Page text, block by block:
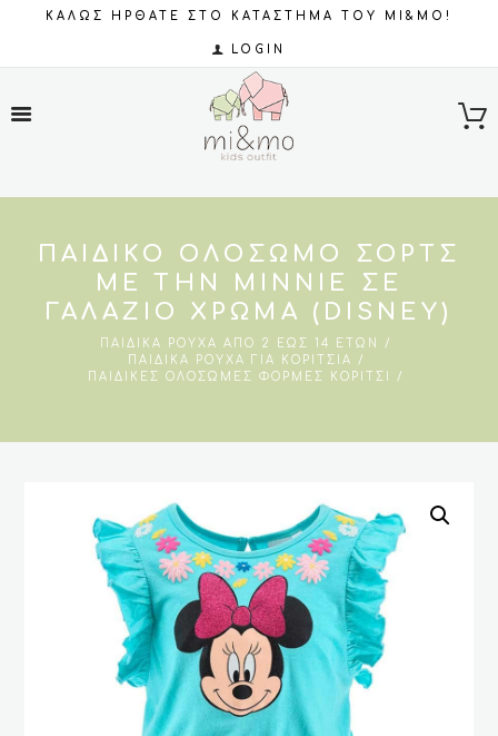
ΚΑΛΩΣ ΗΡΘΑΤΕ ΣΤΟ ΚΑΤΑΣΤΗΜΑ ΤΟΥ MI&MO!
LOGIN
ΠΑΙΔΙΚΌ ΟΛΌΣΩΜΟ ΣΟΡΤΣ
ΜΕ ΤΗΝ MINNIE ΣΕ
ΓΑΛΆΖΙΟ ΧΡΏΜΑ (DISNEY)
ΠΑΙΔΙΚΆ ΡΟΎΧΑ ΑΠΌ 2 ΈΩΣ 14 ΕΤΏΝ
ΠΑΙΔΙΚΆ ΡΟΎΧΑ ΓΙΑ ΚΟΡΊΤΣΙΑ
ΠΑΙΔΙΚΈΣ ΟΛΌΣΩΜΕΣ ΦΌΡΜΕΣ ΚΟΡΊΤΣΙ